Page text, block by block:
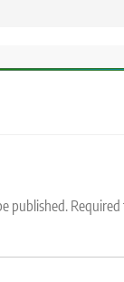
published.